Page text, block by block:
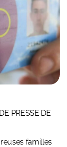
PRESSE DE
familles